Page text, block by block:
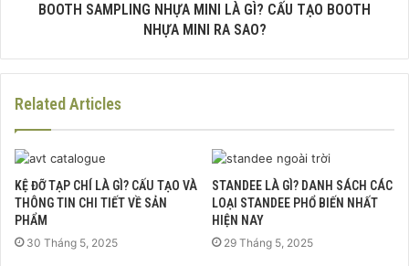
BOOTH SAMPLING NHỰA MINI LÀ GÌ? CẤU TẠO BOOTH
NHỰA MINI RA SAO?
Related Articles
KỆ ĐỠ TẠP CHÍ LÀ GÌ? CẤU TẠO VÀ
THÔNG TIN CHI TIẾT VỀ SẢN
PHẨM
30 Tháng 5, 2025
STANDEE LÀ GÌ? DANH SÁCH CÁC
LOẠI STANDEE PHỔ BIẾN NHẤT
HIỆN NAY
29 Tháng 5, 2025